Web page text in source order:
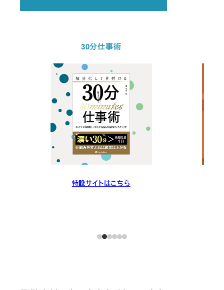
30分仕事術
特設サイトはこちら